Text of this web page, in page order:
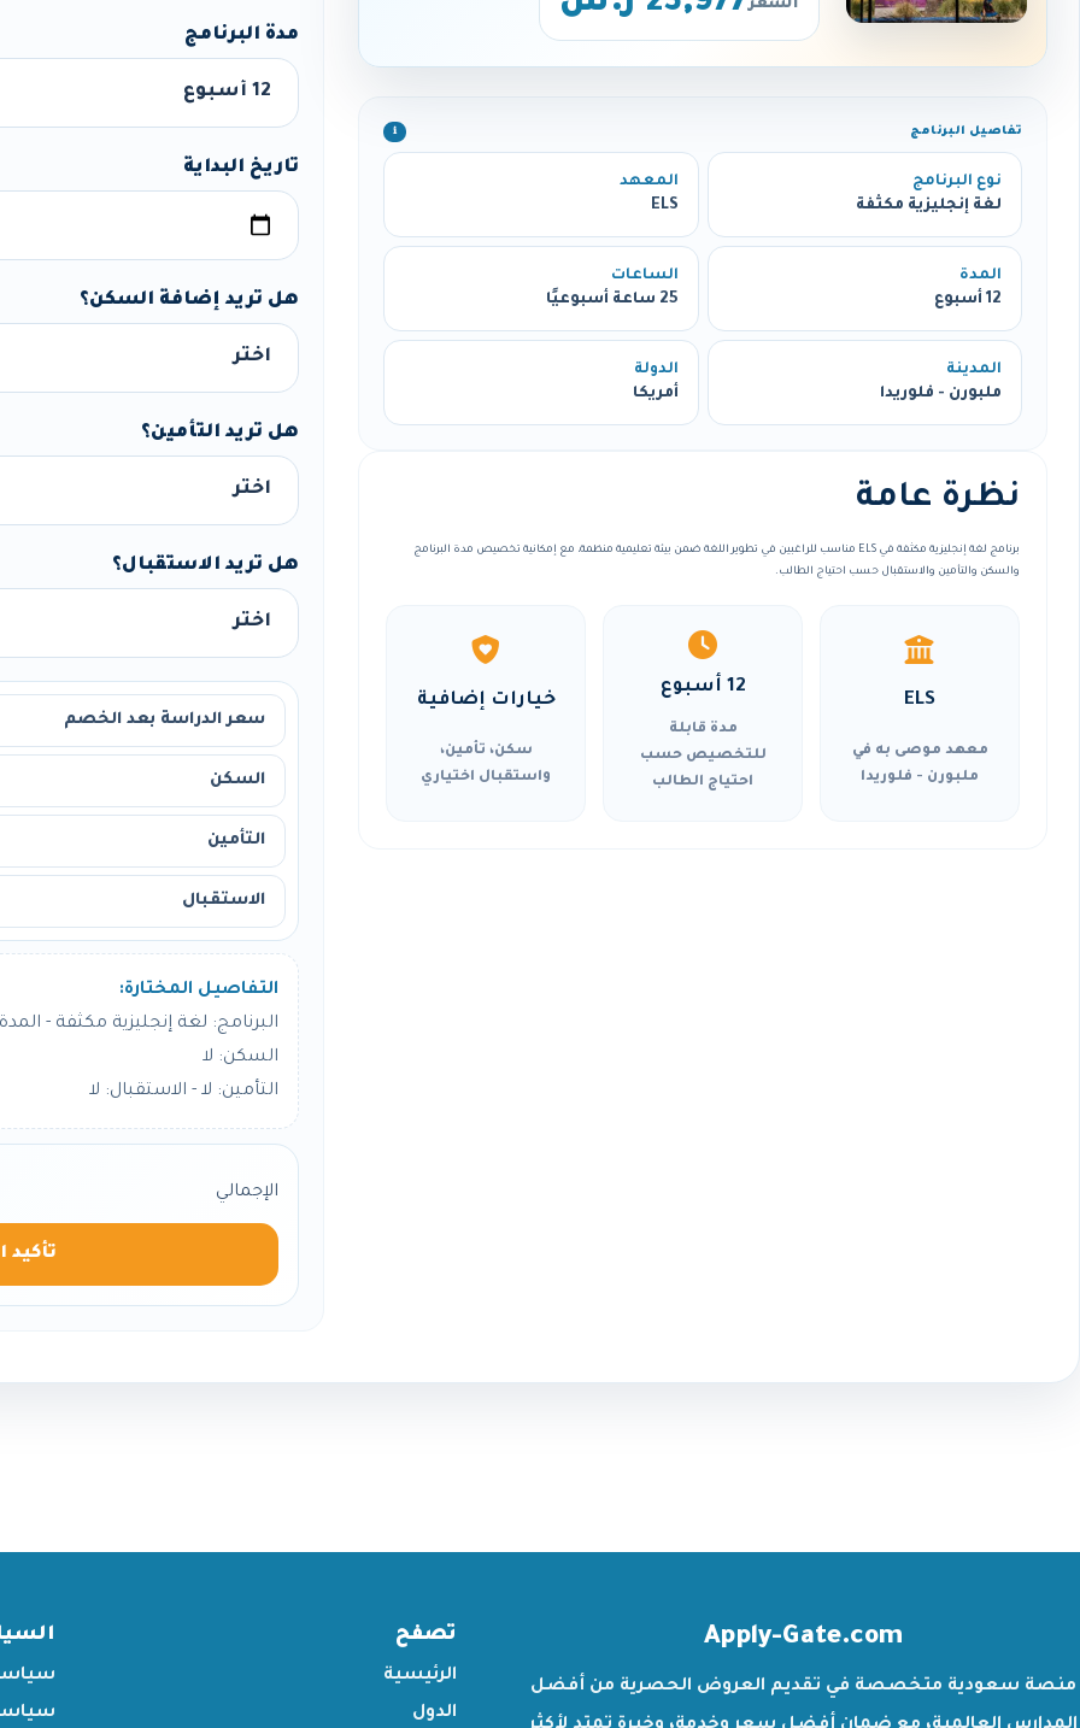
السعر
تفاصيل البرنامج ℹ️
نوع البرنامج
لغة إنجليزية مكثفة
المعهد
ELS
المدة
12 أسبوع
الساعات
25 ساعة أسبوعيًا
المدينة
ملبورن - فلوريدا
الدولة
أمريكا
نظرة عامة
برنامج لغة إنجليزية مكثفة في ELS مناسب للراغبين في تطوير اللغة ضمن بيئة تعليمية منظمة، مع إمكانية تخصيص مدة البرنامج
والسكن والتأمين والاستقبال حسب احتياج الطالب.
ELS
معهد موصى به في
ملبورن - فلوريدا
12 أسبوع
مدة قابلة
للتخصيص حسب
احتياج الطالب
خيارات إضافية
سكن، تأمين،
واستقبال اختياري
مدة البرنامج
تاريخ البداية
هل تريد إضافة السكن؟
هل تريد التأمين؟
هل تريد الاستقبال؟
سعر الدراسة بعد الخصم
السكن
التأمين
الاستقبال
التفاصيل المختارة:
البرنامج: لغة إنجليزية مكثفة - المدة: 12
السكن: لا
التأمين: لا - الاستقبال: لا
الإجمالي
تأكيد
Apply-Gate.com
منصة سعودية متخصصة في تقديم العروض الحصرية من أفضل
تصفح
الرئيسية
الدول